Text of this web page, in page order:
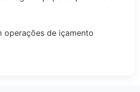
operações de içamento